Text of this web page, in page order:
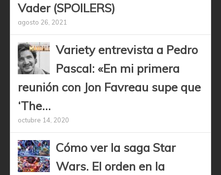
Vader (SPOILERS)
agosto 26, 2021
Variety entrevista a Pedro
Pascal: «En mi primera
reunión con Jon Favreau supe que
‘The...
octubre 14, 2020
Cómo ver la saga Star
Wars. El orden en la